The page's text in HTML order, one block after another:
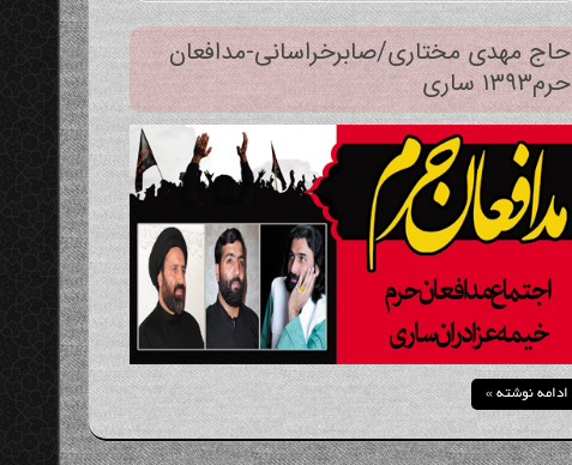
حاج مهدی مختاری/صابرخراسانی-مدافعان
حرم۱۳۹۳ ساری
ادامه نوشته »